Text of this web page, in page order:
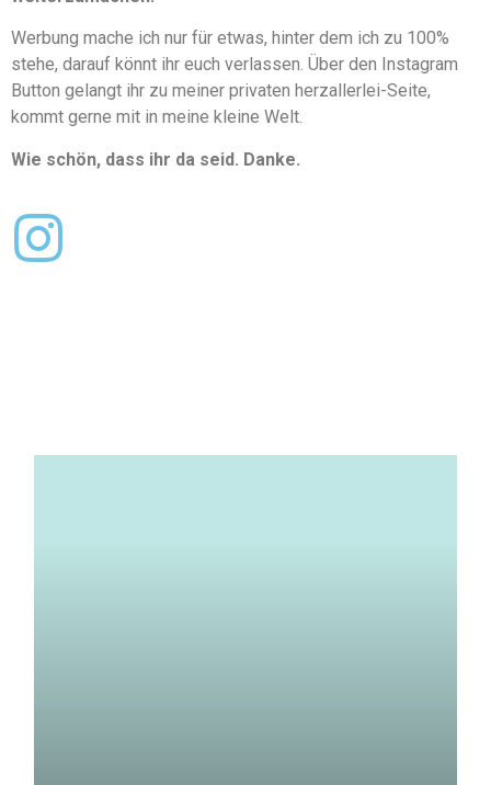
Werbung mache ich nur für etwas, hinter dem ich zu 100%
stehe, darauf könnt ihr euch verlassen. Über den Instagram
Button gelangt ihr zu meiner privaten herzallerlei-Seite,
kommt gerne mit in meine kleine Welt.
Wie schön, dass ihr da seid. Danke.